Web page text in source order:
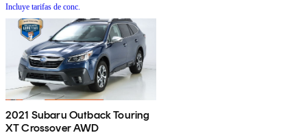
Incluye tarifas de conc.
2021 Subaru Outback Touring
XT Crossover AWD